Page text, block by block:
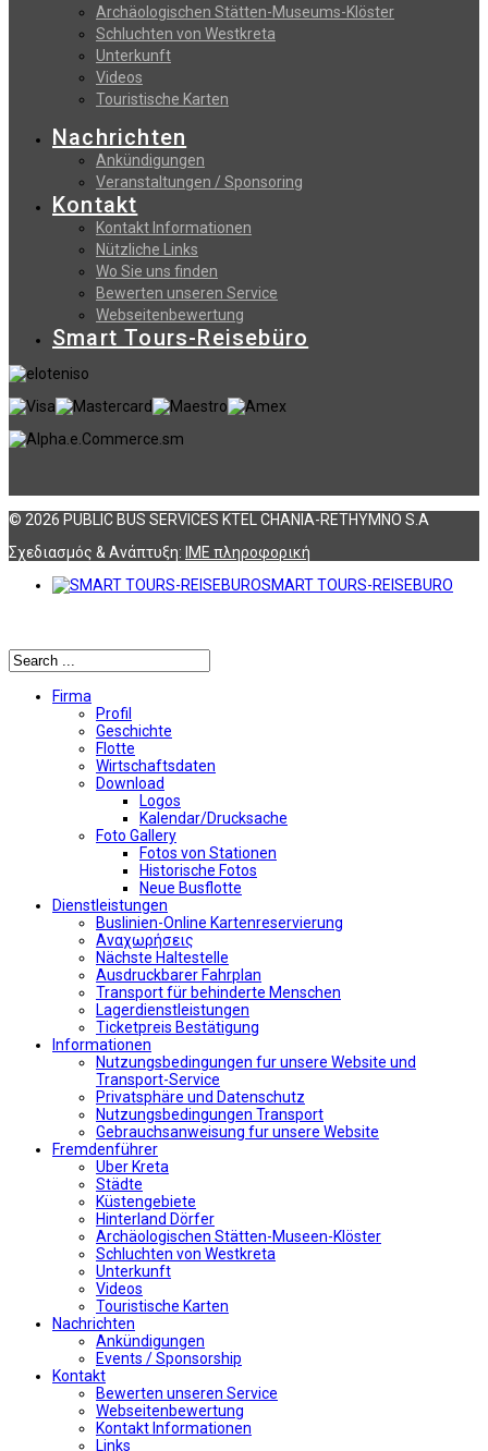
Archäologischen Stätten-Museums-Klöster
Schluchten von Westkreta
Unterkunft
Videos
Touristische Karten
Nachrichten
Ankündigungen
Veranstaltungen / Sponsoring
Kontakt
Kontakt Informationen
Nützliche Links
Wo Sie uns finden
Bewerten unseren Service
Webseitenbewertung
Smart Tours-Reisebüro
© 2026 PUBLIC BUS SERVICES KTEL CHANIA-RETHYMNO S.A
Σχεδιασμός & Ανάπτυξη: ΙΜΕ πληροφορική
SMART TOURS-REISEBURO
Firma
Profil
Geschichte
Flotte
Wirtschaftsdaten
Download
Logos
Kalendar/Drucksache
Foto Gallery
Fotos von Stationen
Historische Fotos
Neue Busflotte
Dienstleistungen
Buslinien-Online Kartenreservierung
Αναχωρήσεις
Nächste Haltestelle
Αusdruckbarer Fahrplan
Transport für behinderte Menschen
Lagerdienstleistungen
Ticketpreis Bestätigung
Informationen
Nutzungsbedingungen fur unsere Website und
Transport-Service
Privatsphäre und Datenschutz
Nutzungsbedingungen Transport
Gebrauchsanweisung fur unsere Website
Fremdenführer
Uber Kreta
Städte
Küstengebiete
Hinterland Dörfer
Archäologischen Stätten-Museen-Klöster
Schluchten von Westkreta
Unterkunft
Videos
Touristische Karten
Nachrichten
Ankündigungen
Events / Sponsorship
Kontakt
Bewerten unseren Service
Webseitenbewertung
Kontakt Informationen
Links